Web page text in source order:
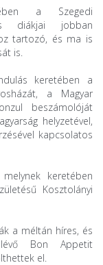
a Szegedi
diákjai jobban
tartozó, és ma is
is.
keretében a
a Magyar
beszámolóját
helyzetével,
kapcsolatos
keretében
Kosztolányi
a méltán híres, és
lévő Bon Appetit
el.